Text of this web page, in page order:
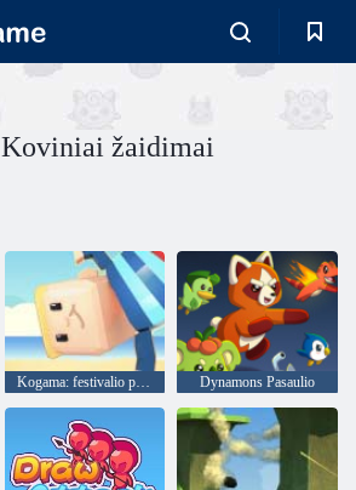
Koviniai žaidimai
Kogama: festivalio parkas Dynamons Pasaulio